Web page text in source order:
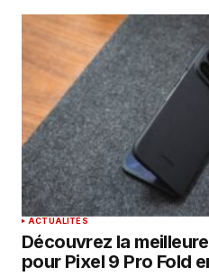
ACTUALITÉS
Découvrez la
pour Pixel 9 Pro Fold